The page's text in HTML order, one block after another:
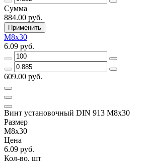
Сумма
884.00 руб.
Применить
М8х30
6.09 руб.
609.00 руб.
Винт установочный DIN 913 М8х30
Размер
М8х30
Цена
6.09 руб.
Кол-во, шт